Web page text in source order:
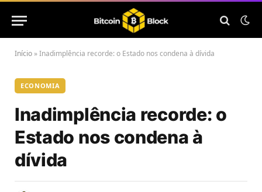
Início »Inadimplência recorde: o Estado nos condena à dívida
ECONOMIA
Inadimplência recorde: o
Estado nos condena à
dívida